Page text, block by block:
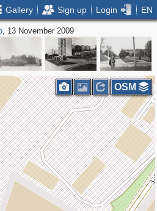
Gallery Sign up Login EN
, 13 November 2009
OSM